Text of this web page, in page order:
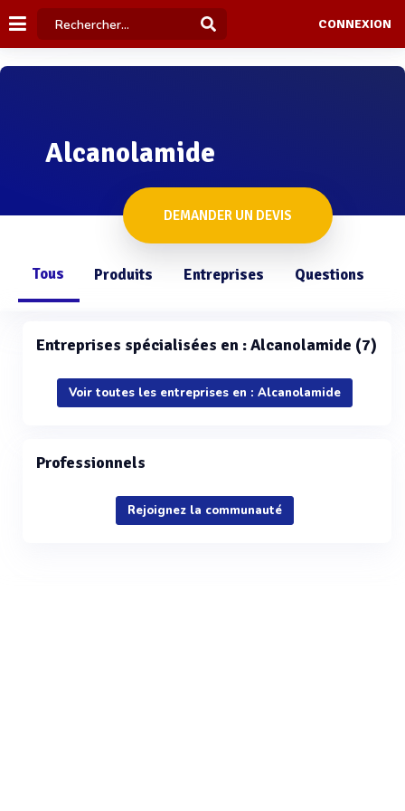
CONNEXION
Alcanolamide
DEMANDER UN DEVIS
Tous Produits Entreprises Questions
Entreprises spécialisées en : Alcanolamide (7)
Voir toutes les entreprises en : Alcanolamide
Professionnels
Rejoignez la communauté